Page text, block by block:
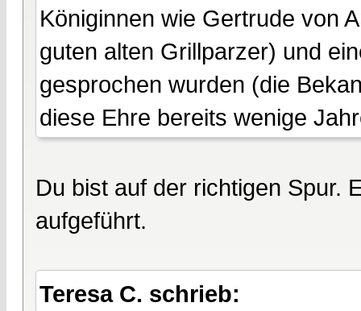
Königinnen wie Gertrude von
guten alten Grillparzer) und
gesprochen wurden (die
diese Ehre bereits wenige
Du bist auf der richtigen Spur.
aufgeführt.
Teresa C. schrieb: